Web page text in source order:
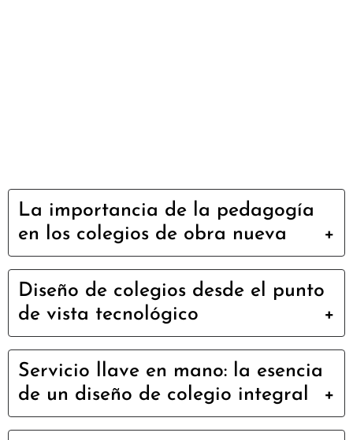
La importancia de la pedagogía
en los colegios de obra nueva
Diseño de colegios desde el punto
de vista tecnológico
Servicio llave en mano: la esencia
de un diseño de colegio integral